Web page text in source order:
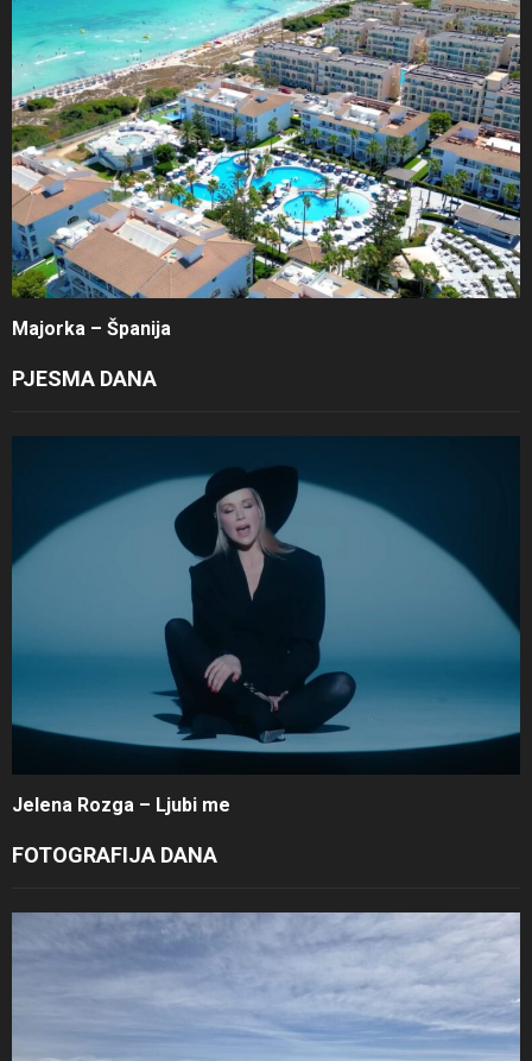
Majorka – Španija
PJESMA DANA
Jelena Rozga – Ljubi me
FOTOGRAFIJA DANA